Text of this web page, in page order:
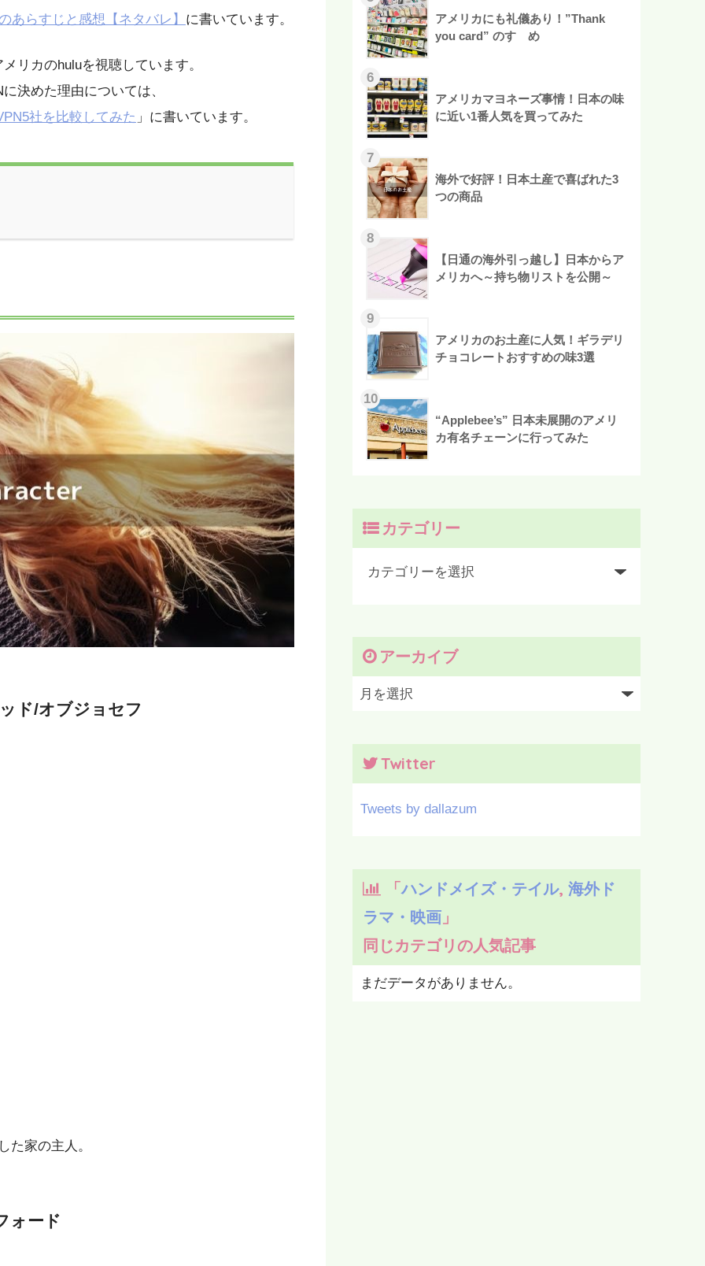
あらすじと感想【ネタバレ】 に書いています。
リカのhuluを視聴しています。
に決めた理由については、
社を比較してみた 」に書いています。
ド/オブジョセフ
た家の主人。
ォード
アメリカにも礼儀あり！”Thank
you card” のすゝめ
アメリカマヨネーズ事情！日本の味
に近い1番人気を買ってみた
海外で好評！日本土産で喜ばれた3
つの商品
【日通の海外引っ越し】日本からア
メリカへ～持ち物リストを公開～
アメリカのお土産に人気！ギラデリ
チョコレートおすすめの味3選
“Applebee’s” 日本未展開のアメリ
カ有名チェーンに行ってみた
カテゴリー
アーカイブ
Twitter
Tweets by dallazum
「ハンドメイズ・テイル,海外ド
ラマ・映画 」
同じカテゴリの人気記事
まだデータがありません。